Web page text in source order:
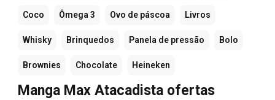
Coco Ômega 3 Ovo de páscoa Livros
Whisky Brinquedos Panela de pressão Bolo
Brownies Chocolate Heineken
Manga Max Atacadista ofertas